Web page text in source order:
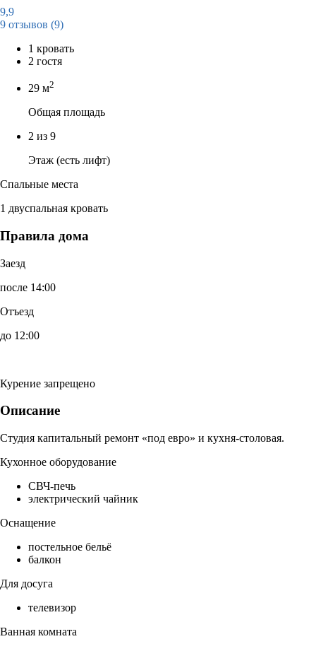
9,9
9 отзывов (9)
1 кровать
2 гостя
29 м2
Общая площадь
2 из 9
Этаж (есть лифт)
Спальные места
1 двуспальная кровать
Правила дома
Заезд
после 14:00
Отъезд
до 12:00
Курение запрещено
Описание
Студия капитальный ремонт «под евро» и кухня-столовая.
Кухонное оборудование
СВЧ-печь
электрический чайник
Оснащение
постельное бельё
балкон
Для досуга
телевизор
Ванная комната